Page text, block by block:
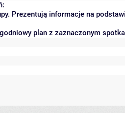
Prezentują informacje na
plan z zaznaczonym